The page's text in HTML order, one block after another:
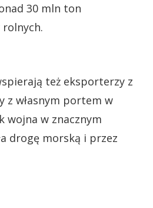
30 mln ton
też eksporterzy z
z własnym portem w
wojna w znacznym
drogę morską i przez